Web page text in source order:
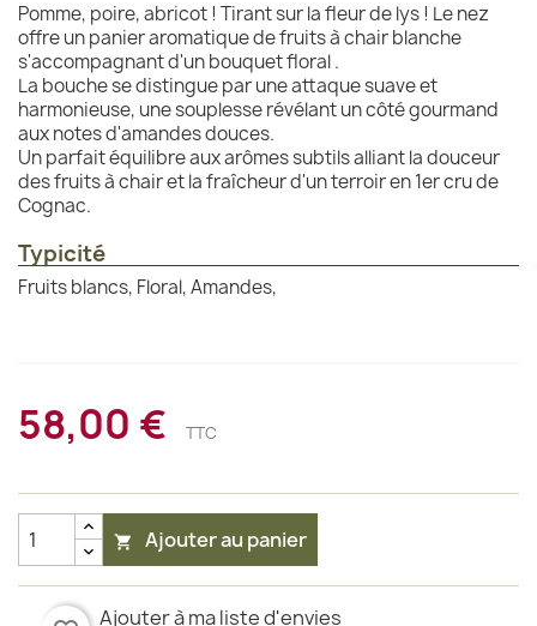
Pomme, poire, abricot ! Tirant sur la fleur de lys ! Le nez
offre un panier aromatique de fruits à chair blanche
s'accompagnant d'un bouquet floral .
La bouche se distingue par une attaque suave et
harmonieuse, une souplesse révélant un côté gourmand
aux notes d'amandes douces.
Un parfait équilibre aux arômes subtils alliant la douceur
des fruits à chair et la fraîcheur d'un terroir en 1er cru de
Cognac.
Typicité
Fruits blancs, Floral, Amandes,
58,00 € TTC
 Ajouter au panier
Ajouter à ma liste d'envies